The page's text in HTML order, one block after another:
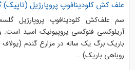
علف کش کلودینافوپ پروپارژیل
سم علف‌کش کلودینافوپ پروپارژیل
آریلوکسی فنوکسی پروپیونیک اسید است.
باریک برگ یک ساله در مزارع گندم
روباهی باریک) ...